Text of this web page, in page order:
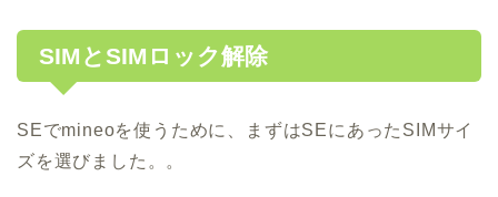
SIMとSIMロック解除
SEでmineoを使うために、まずはSEにあったSIMサイ
ズを選びました。。